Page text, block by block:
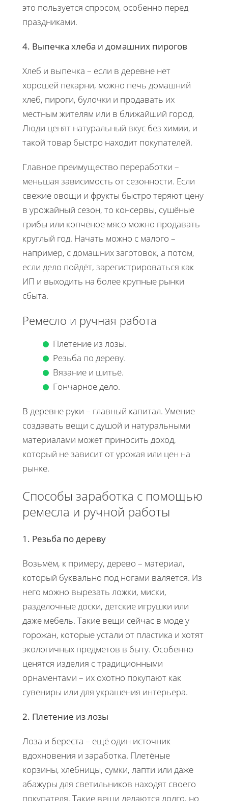
это пользуется спросом, особенно перед
праздниками.
4. Выпечка хлеба и домашних пирогов
Хлеб и выпечка – если в деревне нет
хорошей пекарни, можно печь домашний
хлеб, пироги, булочки и продавать их
местным жителям или в ближайший город.
Люди ценят натуральный вкус без химии, и
такой товар быстро находит покупателей.
Главное преимущество переработки –
меньшая зависимость от сезонности. Если
свежие овощи и фрукты быстро теряют цену
в урожайный сезон, то консервы, сушёные
грибы или копчёное мясо можно продавать
круглый год. Начать можно с малого –
например, с домашних заготовок, а потом,
если дело пойдёт, зарегистрироваться как
ИП и выходить на более крупные рынки
сбыта.
Ремесло и ручная работа
Плетение из лозы.
Резьба по дереву.
Вязание и шитьё.
Гончарное дело.
В деревне руки – главный капитал. Умение
создавать вещи с душой и натуральными
материалами может приносить доход,
который не зависит от урожая или цен на
рынке.
Способы заработка с помощью
ремесла и ручной работы
1. Резьба по дереву
Возьмём, к примеру, дерево – материал,
который буквально под ногами валяется. Из
него можно вырезать ложки, миски,
разделочные доски, детские игрушки или
даже мебель. Такие вещи сейчас в моде у
горожан, которые устали от пластика и хотят
экологичных предметов в быту. Особенно
ценятся изделия с традиционными
орнаментами – их охотно покупают как
сувениры или для украшения интерьера.
2. Плетение из лозы
Лоза и береста – ещё один источник
вдохновения и заработка. Плетёные
корзины, хлебницы, сумки, лапти или даже
абажуры для светильников находят своего
покупателя. Такие вещи делаются долго, но